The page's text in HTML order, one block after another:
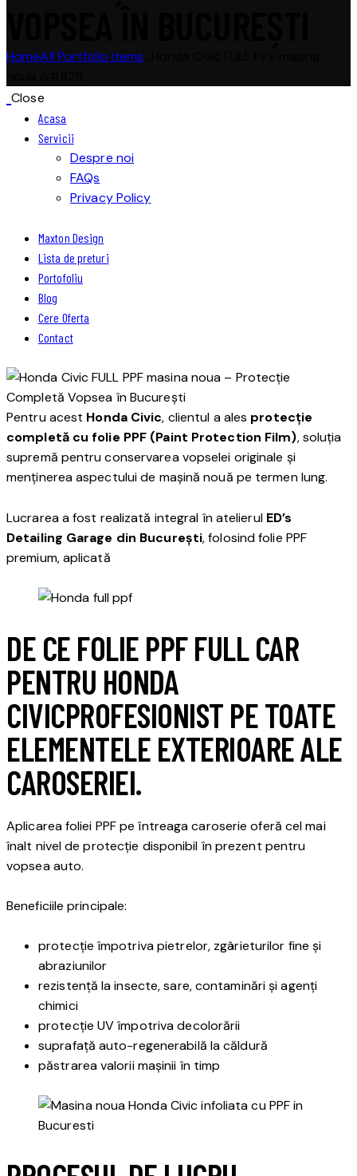
HomeAll Portfolio items
Close
Acasa
Servicii
Despre noi
FAQs
Privacy Policy
Maxton Design
Lista de preturi
Portofoliu
Blog
Cere Oferta
Contact
Pentru acest Honda Civic, clientul a ales protecție
completă cu folie PPF (Paint Protection Film), soluția
supremă pentru conservarea vopselei originale și
menținerea aspectului de mașină nouă pe termen lung.
Lucrarea a fost realizată integral în atelierul ED’s
Detailing Garage din București, folosind folie PPF
premium, aplicată
DE CE FOLIE PPF FULL CAR
PENTRU HONDA
CIVICPROFESIONIST PE TOATE
ELEMENTELE EXTERIOARE ALE
CAROSERIEI.
Aplicarea foliei PPF pe întreaga caroserie oferă cel mai
înalt nivel de protecție disponibil în prezent pentru
vopsea auto.
Beneficiile principale:
protecție împotriva pietrelor, zgârieturilor fine și
abraziunilor
rezistență la insecte, sare, contaminări și agenți
chimici
protecție UV împotriva decolorării
suprafață auto-regenerabilă la căldură
păstrarea valorii mașinii în timp